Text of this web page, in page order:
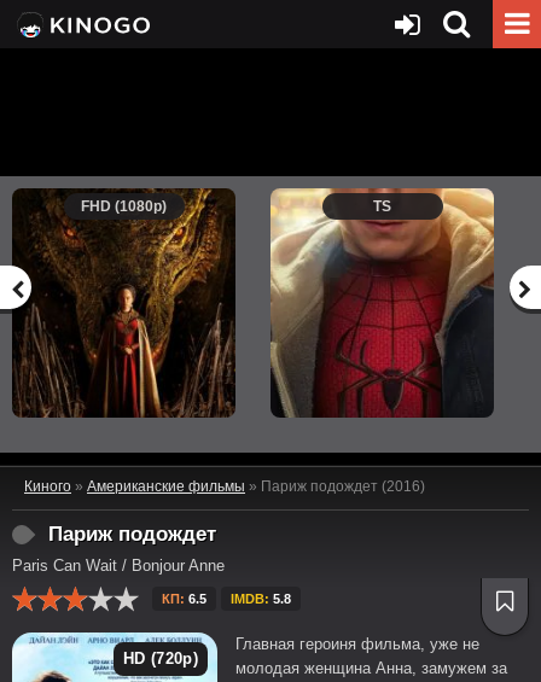
FHD (1080p) TS
Киного » Американские фильмы » Париж подождет (2016)
Париж подождет
Paris Can Wait / Bonjour Anne
КП: 6.5 IMDB: 5.8
HD (720p)
Главная героиня фильма, уже не
молодая женщина Анна, замужем за